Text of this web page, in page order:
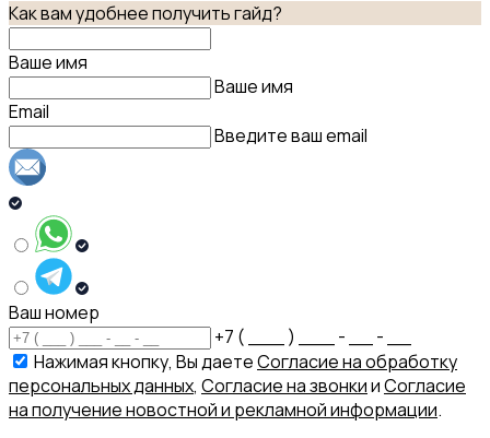
Как вам удобнее получить гайд?
Ваше имя
Ваше имя
Email
Введите ваш email
Ваш номер
+7 ( ___ ) ___ - __ - __
Нажимая кнопку, Вы даетеСогласие на обработку
персональных данных, Согласие на звонкииСогласие
на получение новостной и рекламной информации.